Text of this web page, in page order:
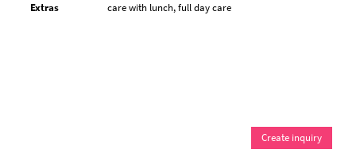
Extras care with lunch, full day care
Create inquiry